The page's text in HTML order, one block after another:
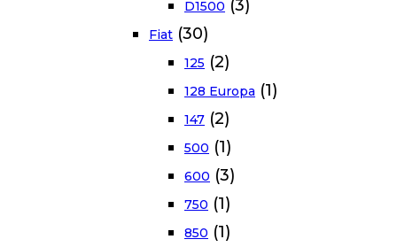
D1500 (3)
Fiat (30)
125 (2)
128 Europa (1)
147 (2)
500 (1)
600 (3)
750 (1)
850 (1)